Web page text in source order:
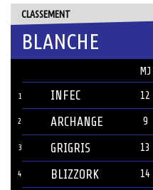
CLASSEMENT
BLANCHE
MJ
1 INFEC 12
2 ARCHANGE 9
3 GRIGRIS 13
4 BLIZZORK 14